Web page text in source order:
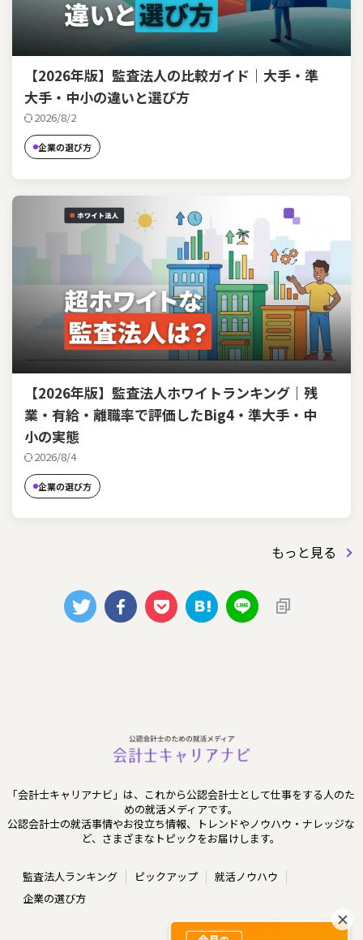
【2026年版】監査法人の比較ガイド｜大手・準
大手・中小の違いと選び方
2026/8/2
企業の選び方
【2026年版】監査法人ホワイトランキング｜残
業・有給・離職率で評価したBig4・準大手・中
小の実態
2026/8/4
企業の選び方
もっと見る
「会計士キャリアナビ」は、これから公認会計士として仕事をする人のた
めの就活メディアです。
公認会計士の就活事情やお役立ち情報、トレンドやノウハウ・ナレッジな
ど、さまざまなトピックをお届けします。
監査法人ランキング ピックアップ
就活ノウハウ
企業の選び方